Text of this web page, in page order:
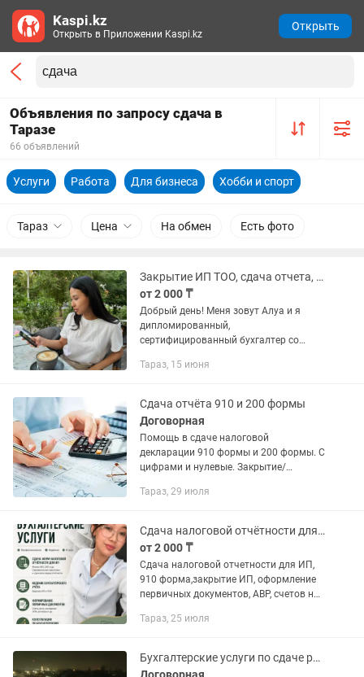
Объявления по запросу сдача в
Таразе
66 объявлений
Услуги Работа Для бизнеса Хобби и спорт
Тараз Цена На обмен Есть фото
Закрытие ИП ТОО, сдача отчета, бухгалтерские услуги
от 2 000 ₸
Добрый день! Меня зовут Алуа и я
дипломированный,
сертифицированный бухгалтер со
такими моментами как- -Открыть ИП/
любой налоговой...
Тараз, 15 июня
Сдача отчёта 910 и 200 формы
Договорная
Помощь в сдаче налоговой
декларации 910 формы и 200 формы. С
цифрами и нулевые. Закрытие/
договоров, акт выполненных работ,
Тараз, 29 июля
Сдача налоговой отчётности для ИП, Закрытие ИП, Первичные документы
от 2 000 ₸
Сдача налоговой отчетности для ИП,
910 форма,закрытие ИП, оформление
первичных документов, АВР, счетов на
Тараз, 25 июля
Бухгалтерские услуги по сдаче розничного и упрощенного налогообложения
Kaspi.kz
Открыть в Приложении Kaspi.kz
Открыть